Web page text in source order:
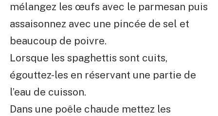
mélangez les œufs avec le parmesan puis
assaisonnez avec une pincée de sel et
beaucoup de poivre.
Lorsque les spaghettis sont cuits,
égouttez-les en réservant une partie de
l’eau de cuisson.
Dans une poêle chaude mettez les